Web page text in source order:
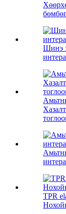
Шинэ
TPR